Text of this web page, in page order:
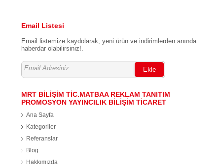
Email Listesi
Email listemize kaydolarak, yeni ürün ve indirimlerden anında
haberdar olabilirsiniz!.
Ekle
MRT BİLİŞİM TİC.MATBAA REKLAM TANITIM
PROMOSYON YAYINCILIK BİLİŞİM TİCARET
Ana Sayfa
Kategoriler
Referanslar
Blog
Hakkımızda